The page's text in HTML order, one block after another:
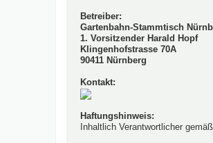
Betreiber:
Gartenbahn-Stammtisch
1. Vorsitzender Harald Hopf
Klingenhofstrasse 70A
90411 Nürnberg
Kontakt:
Haftungshinweis:
Inhaltlich Verantwortlicher